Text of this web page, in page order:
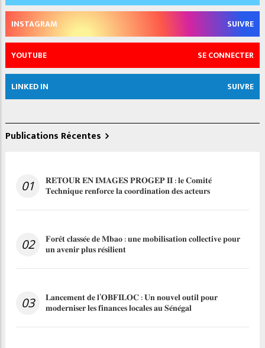
INSTAGRAM SUIVRE
YOUTUBE SE CONNECTER
LINKED IN SUIVRE
Publications Récentes
01 𝐑𝐄𝐓𝐎𝐔𝐑 𝐄𝐍 𝐈𝐌𝐀𝐆𝐄𝐒 𝐏𝐑𝐎𝐆𝐄𝐏 𝐈𝐈 : 𝐥𝐞 𝐂𝐨𝐦𝐢𝐭𝐞́
𝐓𝐞𝐜𝐡𝐧𝐢𝐪𝐮𝐞 𝐫𝐞𝐧𝐟𝐨𝐫𝐜𝐞 𝐥𝐚 𝐜𝐨𝐨𝐫𝐝𝐢𝐧𝐚𝐭𝐢𝐨𝐧 𝐝𝐞𝐬 𝐚𝐜𝐭𝐞𝐮𝐫𝐬
02 𝐅𝐨𝐫𝐞̂𝐭 𝐜𝐥𝐚𝐬𝐬𝐞́𝐞 𝐝𝐞 𝐌𝐛𝐚𝐨 : 𝐮𝐧𝐞 𝐦𝐨𝐛𝐢𝐥𝐢𝐬𝐚𝐭𝐢𝐨𝐧 𝐜𝐨𝐥𝐥𝐞𝐜𝐭𝐢𝐯𝐞 𝐩𝐨𝐮𝐫
𝐮𝐧 𝐚𝐯𝐞𝐧𝐢𝐫 𝐩𝐥𝐮𝐬 𝐫𝐞́𝐬𝐢𝐥𝐢𝐞𝐧𝐭
03 𝐋𝐚𝐧𝐜𝐞𝐦𝐞𝐧𝐭 𝐝𝐞 𝐥’𝐎𝐁𝐅𝐈𝐋𝐎𝐂 : 𝐔𝐧 𝐧𝐨𝐮𝐯𝐞𝐥 𝐨𝐮𝐭𝐢𝐥 𝐩𝐨𝐮𝐫
𝐦𝐨𝐝𝐞𝐫𝐧𝐢𝐬𝐞𝐫 𝐥𝐞𝐬 𝐟𝐢𝐧𝐚𝐧𝐜𝐞𝐬 𝐥𝐨𝐜𝐚𝐥𝐞𝐬 𝐚𝐮 𝐒𝐞́𝐧𝐞́𝐠𝐚𝐥